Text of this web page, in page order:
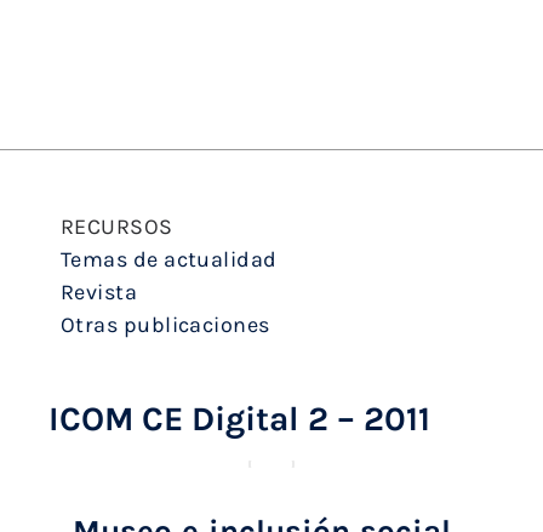
RECURSOS
Temas de actualidad
Revista
Otras publicaciones
ICOM CE Digital 2 – 2011